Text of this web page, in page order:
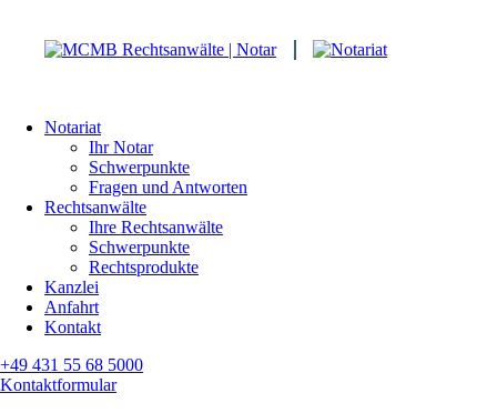
springen
Notariat
Ihr Notar
Schwerpunkte
Fragen und Antworten
Rechtsanwälte
Ihre Rechtsanwälte
Schwerpunkte
Rechtsprodukte
Kanzlei
Anfahrt
Kontakt
+49 431 55 68 5000
Kontaktformular